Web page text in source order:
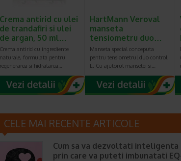
Crema antirid cu ulei
de trandafiri si ulei
de argan, 50 ml…
Crema antirid cu ingrediente
naturale, formulata pentru
regenerarea si hidratarea…
HartMann Veroval
manseta
tensiometru duo…
Manseta special conceputa
pentru tensiometrul duo control
L. Cu ajutorul mansetei si…
CELE MAI RECENTE ARTICOLE
Cum sa va dezvoltati
prin care va puteti imbunatati